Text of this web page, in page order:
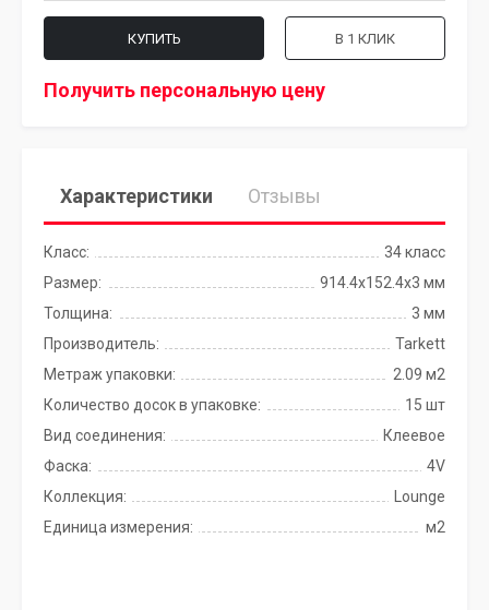
КУПИТЬ В 1 КЛИК
Получить персональную цену
Характеристики Отзывы
Класс:
34 класс
Размер:
914.4x152.4х3 мм
Толщина:
3 мм
Производитель:
Tarkett
Метраж упаковки:
2.09 м2
Количество досок в упаковке:
15 шт
Вид соединения:
Клеевое
Фаска:
4V
Коллекция:
Lounge
Единица измерения:
м2